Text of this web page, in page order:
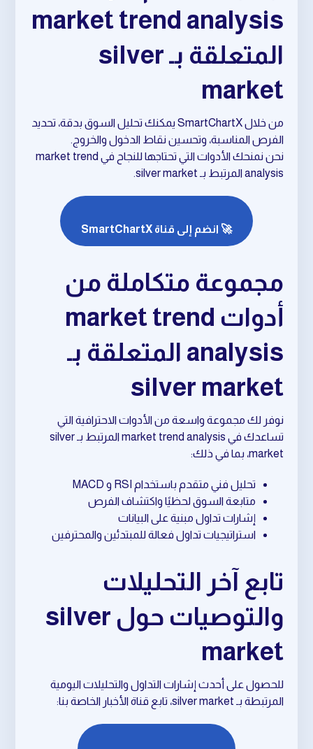
market trend analysis
المتعلقة بـ silver
market
من خلال SmartChartX يمكنك تحليل السوق بدقة، تحديد
الفرص المناسبة، وتحسين نقاط الدخول والخروج.
نحن نمنحك الأدوات التي تحتاجها للنجاح في market trend
analysis المرتبط بـ silver market.
🚀 انضم إلى قناة SmartChartX
مجموعة متكاملة من
أدوات market trend
analysis المتعلقة بـ
silver market
نوفر لك مجموعة واسعة من الأدوات الاحترافية التي
تساعدك في market trend analysis المرتبط بـ silver
market، بما في ذلك:
تحليل فني متقدم باستخدام RSI و MACD
متابعة السوق لحظيًا واكتشاف الفرص
إشارات تداول مبنية على البيانات
استراتيجيات تداول فعالة للمبتدئين والمحترفين
تابع آخر التحليلات
والتوصيات حول silver
market
للحصول على أحدث إشارات التداول والتحليلات اليومية
المرتبطة بـ silver market، تابع قناة الأخبار الخاصة بنا: